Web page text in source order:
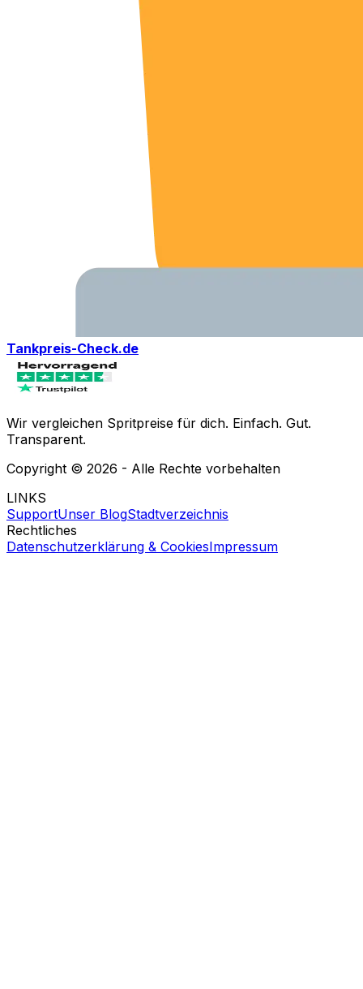
Tankpreis-Check.de
Wir vergleichen Spritpreise für dich. Einfach. Gut.
Transparent.
Copyright © 2026 - Alle Rechte vorbehalten
LINKS
SupportUnser BlogStadtverzeichnis
Rechtliches
Datenschutzerklärung & CookiesImpressum